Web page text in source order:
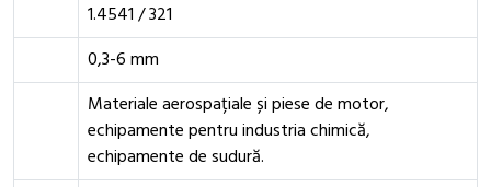
1.4541 / 321
0,3-6 mm
Materiale aerospațiale și piese de motor,
echipamente pentru industria chimică,
echipamente de sudură.